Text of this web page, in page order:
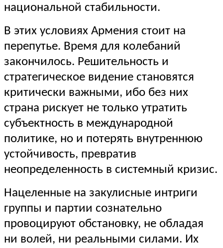
национальной стабильности.
В этих условиях Армения стоит на
перепутье. Время для колебаний
закончилось. Решительность и
стратегическое видение становятся
критически важными, ибо без них
страна рискует не только утратить
субъектность в международной
политике, но и потерять внутреннюю
устойчивость, превратив
неопределенность в системный кризис.
Нацеленные на закулисные интриги
группы и партии сознательно
провоцируют обстановку, не обладая
ни волей, ни реальными силами. Их